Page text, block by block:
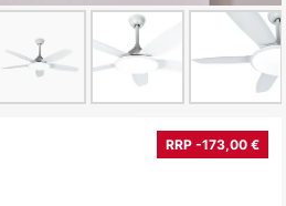
RRP -173,00 €